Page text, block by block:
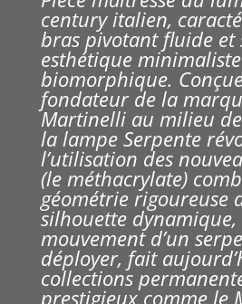
century italien,
bras pivotant fluide et
esthétique minimaliste
biomorphique.
fondateur de la
Martinelli au milieu
la lampe Serpente
l’utilisation des
(le méthacrylate)
géométrie rigoureuse
silhouette
mouvement d’un
déployer, fait
collections
prestigieux comme le